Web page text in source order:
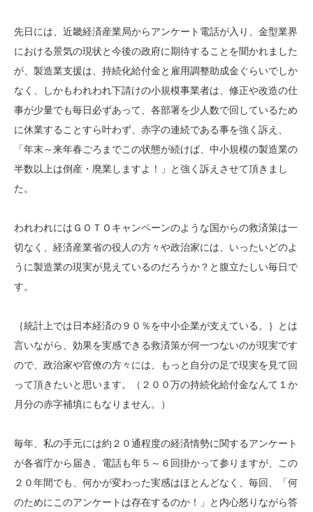
先日には、近畿経済産業局からアンケート電話が入り、金型業界
における景気の現状と今後の政府に期待することを聞かれました
が、製造業支援は、持続化給付金と雇用調整助成金ぐらいでしか
なく、しかもわれわれ下請けの小規模事業者は、修正や改造の仕
事が少量でも毎日必ずあって、各部署を少人数で回しているため
に休業することすら叶わず、赤字の連続である事を強く訴え、
「年末～来年春ごろまでこの状態が続けば、中小規模の製造業の
半数以上は倒産・廃業しますよ！」と強く訴えさせて頂きまし
た。
われわれにはＧＯＴＯキャンペーンのような国からの救済策は一
切なく、経済産業省の役人の方々や政治家には、いったいどのよ
うに製造業の現実が見えているのだろうか？と腹立たしい毎日で
す。
｛統計上では日本経済の９０％を中小企業が支えている。｝とは
言いながら、効果を実感できる救済策が何一つないのが現実です
ので、政治家や官僚の方々には、もっと自分の足で現実を見て回
って頂きたいと思います。（２００万の持続化給付金なんて１か
月分の赤字補填にもなりません。）
毎年、私の手元には約２０通程度の経済情勢に関するアンケート
が各省庁から届き、電話も年５～６回掛かって参りますが、この
２０年間でも、何かが変わった実感はほとんどなく、毎回、「何
のためにこのアンケートは存在するのか！」と内心怒りながら答